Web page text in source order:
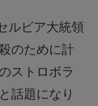
ルビア大統領
のために計
ストロボラ
話題になり